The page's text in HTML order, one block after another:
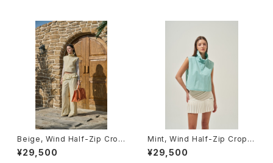
Beige, Wind Half-Zip Crop
Vest
¥29,500
Mint, Wind Half-Zip Crop V
est
¥29,500